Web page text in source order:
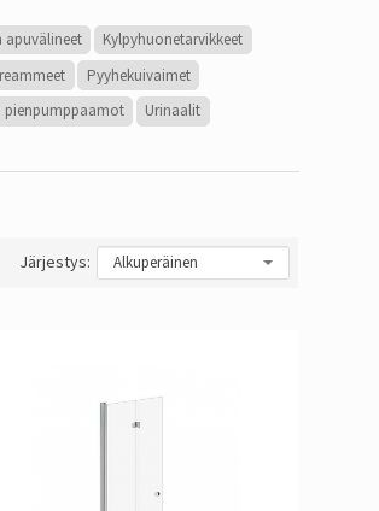
apuvälineet
Kylpyhuonetarvikkeet
Pyyhekuivaimet
pienpumppaamot
Urinaalit
Järjestys: